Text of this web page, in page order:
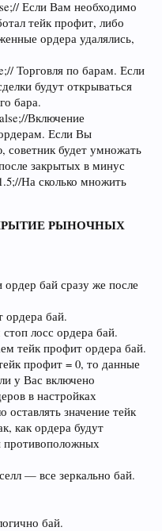
Если Вам необходимо
тейк профит, либо
ордера удалялись,
Торговля по барам. Если
будут открываться
бара.
Включение
Если Вы
советник будет умножать
закрытых в минус
На сколько множить
РЫНОЧНЫХ
бай сразу же после
ордера бай.
лосс ордера бай.
тейк профит ордера бай.
профит = 0, то данные
у Вас включено
в настройках
значение тейк
как ордера будут
противоположных
— все зеркально бай.
бай.